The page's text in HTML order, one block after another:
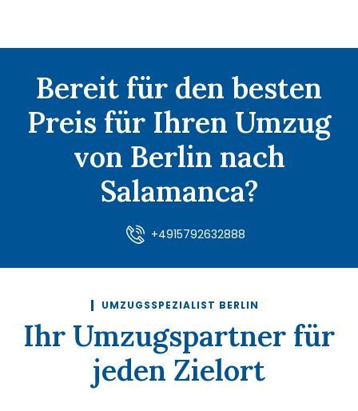
Bereit für den besten
Preis für Ihren Umzug
von Berlin nach
Salamanca?
+4915792632888
UMZUGSSPEZIALIST BERLIN
Ihr Umzugspartner für
jeden Zielort